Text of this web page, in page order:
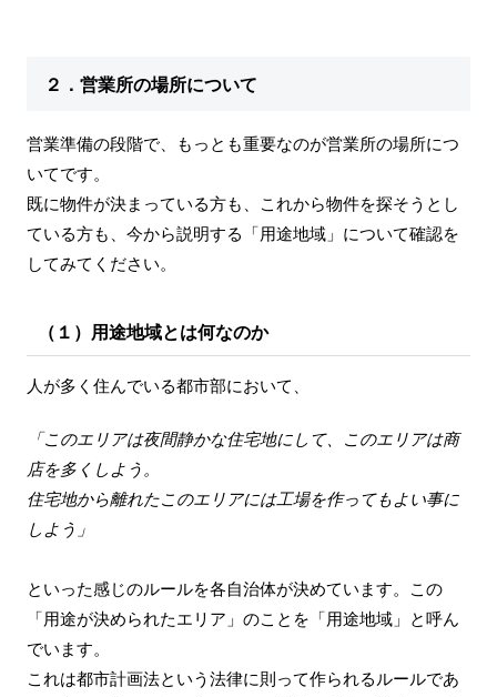
２．営業所の場所について
営業準備の段階で、もっとも重要なのが営業所の場所につ
いてです。
既に物件が決まっている方も、これから物件を探そうとし
ている方も、今から説明する「用途地域」について確認を
してみてください。
（１）用途地域とは何なのか
人が多く住んでいる都市部において、
「このエリアは夜間静かな住宅地にして、このエリアは商
店を多くしよう。
住宅地から離れたこのエリアには工場を作ってもよい事に
しよう」
といった感じのルールを各自治体が決めています。この
「用途が決められたエリア」のことを「用途地域」と呼ん
でいます。
これは都市計画法という法律に則って作られるルールであ